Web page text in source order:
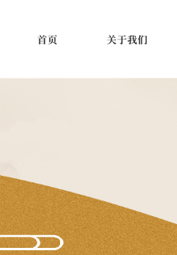
首页 关于我们